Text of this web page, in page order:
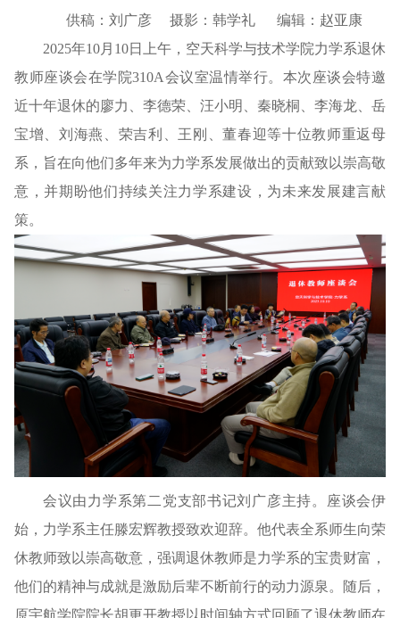
供稿：刘广彦 摄影：韩学礼 编辑：赵亚康
2025年10月10日上午，空天科学与技术学院力学系退休
教师座谈会在学院310A会议室温情举行。本次座谈会特邀
近十年退休的廖力、李德荣、汪小明、秦晓桐、李海龙、岳
宝增、刘海燕、荣吉利、王刚、董春迎等十位教师重返母
系，旨在向他们多年来为力学系发展做出的贡献致以崇高敬
意，并期盼他们持续关注力学系建设，为未来发展建言献
策。
会议由力学系第二党支部书记刘广彦主持。座谈会伊
始，力学系主任滕宏辉教授致欢迎辞。他代表全系师生向荣
休教师致以崇高敬意，强调退休教师是力学系的宝贵财富，
他们的精神与成就是激励后辈不断前行的动力源泉。随后，